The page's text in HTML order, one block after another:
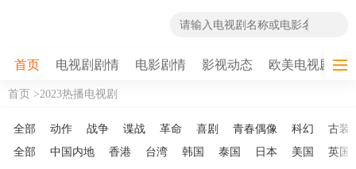
首页 电视剧剧情 电影剧情 影视动态 欧美电视剧
首页 >2023热播电视剧
全部 动作 战争 谍战 革命 喜剧 青春偶像 科幻
古装
全部
中国内地 香港 台湾 韩国 泰国 日本 美国 英国